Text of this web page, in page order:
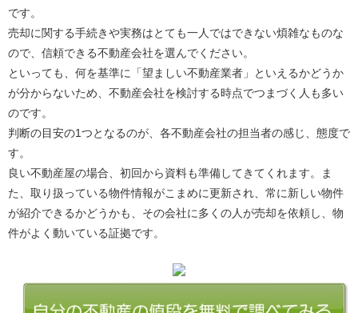
です。
売却に関する手続きや実務はとても一人ではできない煩雑なものな
ので、信頼できる不動産会社を選んでください。
といっても、何を基準に「望ましい不動産業者」といえるかどうか
が分からないため、不動産会社を検討する時点でつまづく人も多い
のです。
判断の目安の1つとなるのが、各不動産会社の担当者の感じ、態度で
す。
良い不動産屋の場合、初回から資料も準備してきてくれます。ま
た、取り扱っている物件情報がこまめに更新され、常に新しい物件
が紹介できるかどうかも、その会社に多くの人が売却を依頼し、物
件がよく動いている証拠です。